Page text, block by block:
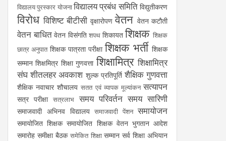
विद्यालय पुरस्कार योजनाविद्यालय प्रबंध समिति विद्युतीकरण
विरोध विशिष्ट बीटीसी वृक्षारोपण वेतन वेतन कटौती
वेतन बाधित वेतन विसंगति शपथ शिकायत शिक्षक शिक्षक
छात्र अनुपात शिक्षक पात्रता परीक्षा शिक्षक भर्ती शिक्षक
सम्मान शिक्षमित्र शिक्षा गुणवत्ता शिक्षामित्र शिक्षामित्र
संघ शीतलहर अवकाश शुल्क प्रतिपूर्ति शैक्षिक गुणवत्ता
शैक्षिक नवाचार शौचालय सतत एवं व्यापक मूल्यांकन सत्यापन
सत्र परीक्षा सत्रलाभ समय परिवर्तन समय सारिणी
समाजवादी अभिनव विद्यालय समाजवादी पेंशन समायोजन
समायोजित शिक्षक समायोजित शिक्षक वेतन भुगतान आदेश
समारोह समीक्षा बैठक समेकित शिक्षा सम्मान सर्व शिक्षा अभियान